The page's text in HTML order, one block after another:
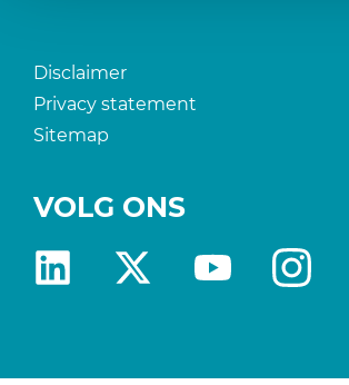
Disclaimer
Privacy statement
Sitemap
VOLG ONS